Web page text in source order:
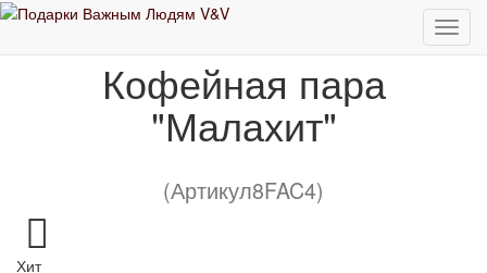
Кофейная пара "Малахит"
Кофейная пара
"Малахит"
(Артикул8FAC4)
Хит